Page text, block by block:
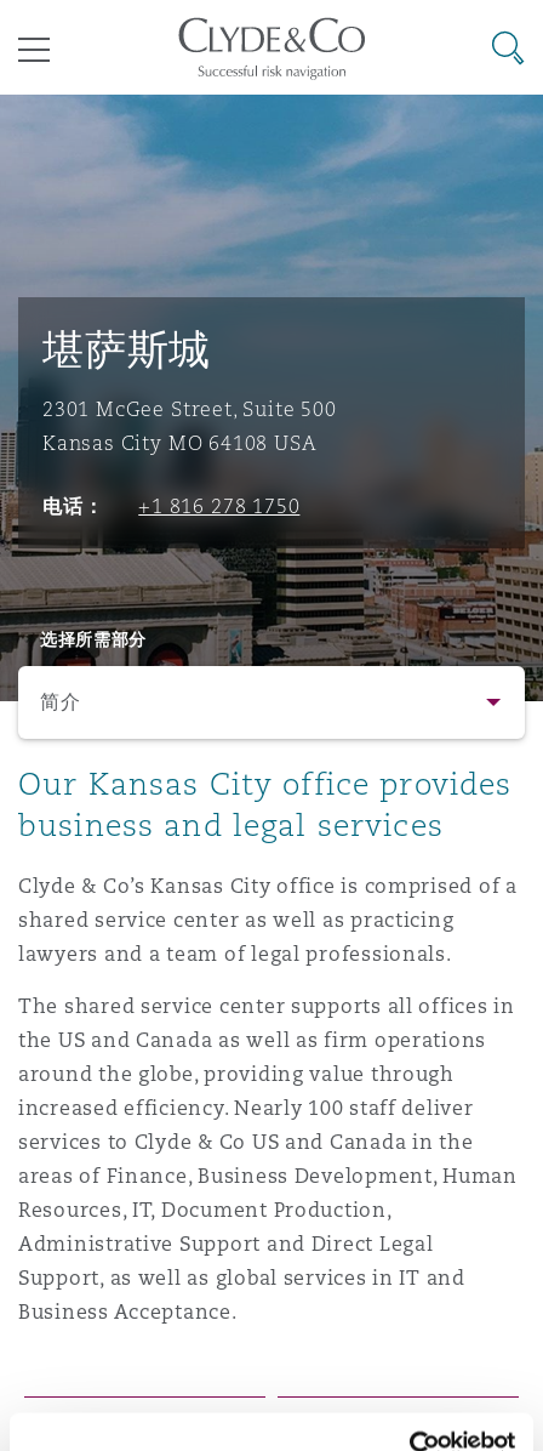
Business Jets
Commerical Dispute
Debt Recovery
Emergency Response & Crisis
Management
Finance & Leasing
Fleet Procurement
Insurance Coverage
MRO (Maintenance, Repair &
Non-Contentious
Regulatory
商业
企业、商业与合规保险
数据保护与隐私权
劳动、养老金和移民n
知识产权
技术、外包与数据
议解决
Commercial Arbitration
Commercial Litigation
源、海洋与贸易
Energy & Natural Resources
Trade & Commodities
险和再保险
Bermuda Form
Corporate, Commercial &
Insurance
Employers' & Public Liability
Employment Practices
Energy
Financial Institutions,
Officers
Healthcare
Marine
目和建筑工程
Construction Disputes
基础设施
PPP/PFI
Public Procurement
管法规与调查
Anti-Bribery & Corruption
External Investigations
Financial Services
Fraud & White-Collar Crime
Professional Services
Safety, Security, Health &
& Co Newton - 解锁智能索赔新模式
议融资
Eco Audit
累斯萨拉姆
翰内斯堡
罗比 – 联营办公室
里斯班
庆
港
隆坡 – 联营办公室
尔本
德里 – 联营办公室
斯
海
加坡
尼
兰巴托 – 联营办公室
约热内卢
地亚哥 – 联营办公室
保罗
拜
达
雅得
尔加里
加哥
拉斯
佛
萨斯城
斯维加斯
杉矶
阿密
特利尔
泽西
约
明翰
里斯托尔
里
柏林（圣史蒂芬绿地大厦）
塞尔多夫
丁堡
拉斯哥（G1大厦）
尔福德
堡
兹
物浦
目录
其礼律所事务所
搜寻
堪萨斯城
2301 McGee Street, Suite 500
Kansas City MO 64108 USA
电话： +1 816 278 1750
选择所需部分
简介
简介
人员
法律解析
业务领域
Our Kansas City office provides
business and legal services
Clyde & Co’s Kansas City office is comprised of a
shared service center as well as practicing
lawyers and a team of legal professionals.
The shared service center supports all offices in
the US and Canada as well as firm operations
around the globe, providing value through
increased efficiency. Nearly 100 staff deliver
services to Clyde & Co US and Canada in the
areas of Finance, Business Development, Human
Resources, IT, Document Production,
Administrative Support and Direct Legal
Support, as well as global services in IT and
Business Acceptance.